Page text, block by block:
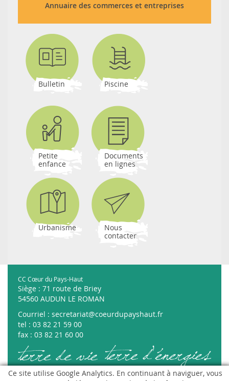
Ce site utilise Google Analytics. En continuant à naviguer, vous
Annuaire des commerces et entreprises
Bulletin Piscine
Petite
enfance
Documents
en lignes
Urbanisme
Nous
contacter
CC Cœur du Pays-Haut
Siège : 71 route de Briey
54560 AUDUN LE ROMAN
Courriel : secretariat@coeurdupayshaut.fr
tel : 03 82 21 59 00
fax : 03 82 21 60 00